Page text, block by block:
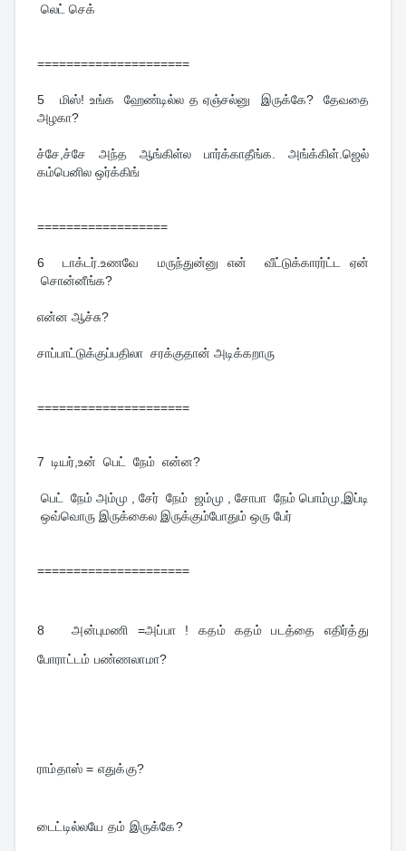
லெட் செக்
=====================
5 மிஸ்! உங்க ஹேண்டில்ல த ஏஞ்சல்னு இருக்கே? தேவதை
அழகா?
ச்சே,ச்சே அந்த ஆங்கிள்ல பார்க்காதீங்க. அங்க்கிள்.ஜெல்
கம்பெனில ஒர்க்கிங்
==================
6 டாக்டர்.உணவே மருந்துன்னு என் வீட்டுக்காரர்ட்ட ஏன்
சொன்னீங்க?
என்ன ஆச்சு?
சாப்பாட்டுக்குப்பதிலா சரக்குதான் அடிக்கறாரு
=====================
7 டியர்,உன் பெட் நேம் என்ன?
பெட் நேம் அம்மு , சேர் நேம் ஜம்மு , சோபா நேம் பொம்மு,இப்டி
ஒவ்வொரு இருக்கைல இருக்கும்போதும் ஒரு பேர்
=====================
8அன்புமணி =அப்பா ! கதம் கதம் படத்தை எதிர்த்து
போராட்டம் பண்ணலாமா?
ராம்தாஸ் = எதுக்கு?
டைட்டில்லயே தம் இருக்கே?